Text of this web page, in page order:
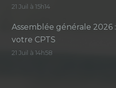
21 Juil à 15h14
Assemblée générale 2026
votre CPTS
21 Juil à 14h58